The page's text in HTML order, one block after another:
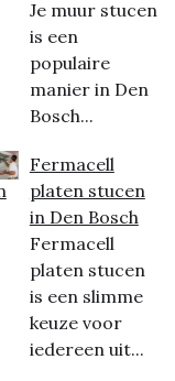
Je muur stucen
is een
populaire
manier in Den
Bosch...
Fermacell
platen stucen
in Den Bosch
Fermacell
platen stucen
is een slimme
keuze voor
iedereen uit...